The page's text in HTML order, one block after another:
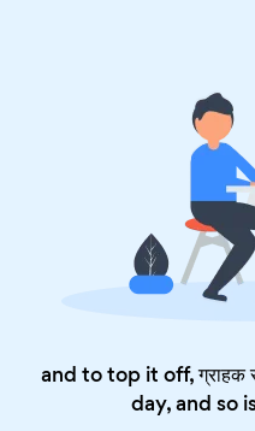
and to top it off, ग्राहक
day, and so